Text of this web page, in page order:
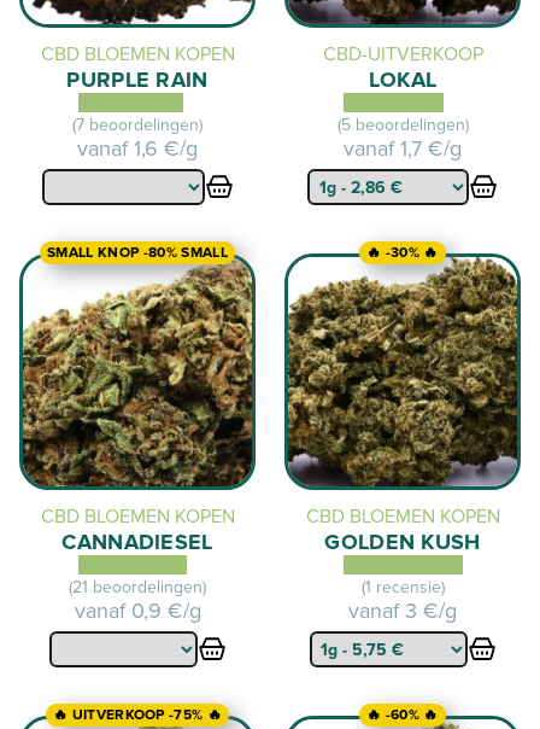
CBD BLOEMEN KOPEN
PURPLE RAIN
(7 beoordelingen)
vanaf1,6 €/g
CBD-UITVERKOOP
LOKAL
(5 beoordelingen)
vanaf1,7 €/g
SMALL KNOP -80% SMALL
CBD BLOEMEN KOPEN
CANNADIESEL
(21 beoordelingen)
vanaf 0,9 €/g
🔥 -30% 🔥
CBD BLOEMEN KOPEN
GOLDEN KUSH
(1 recensie)
vanaf 3 €/g
🔥 UITVERKOOP -75% 🔥 🔥 -60% 🔥